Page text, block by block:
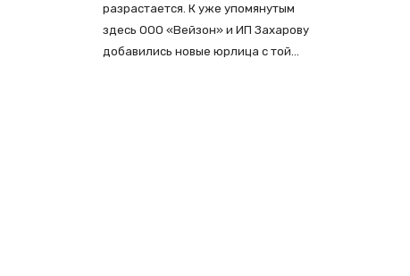
разрастается. К уже упомянутым
здесь ООО «Вейзон» и ИП Захарову
добавились новые юрлица с той…